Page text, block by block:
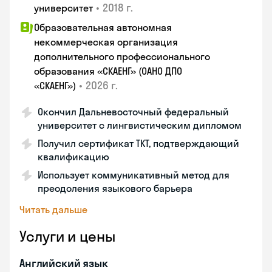
университет • 2018 г.
Образовательная автономная
некоммерческая организация
дополнительного профессионального
образования «СКАЕНГ» (ОАНО ДПО
«СКАЕНГ») • 2026 г.
Окончил Дальневосточный федеральный
университет с лингвистическим дипломом
Получил сертификат TKT, подтверждающий
квалификацию
Использует коммуникативный метод для
преодоления языкового барьера
Читать дальше
Услуги и цены
Английский язык